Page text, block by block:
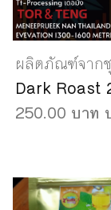
ผลิตภัณฑ์จาก
Dark Roast
250.00 บาท